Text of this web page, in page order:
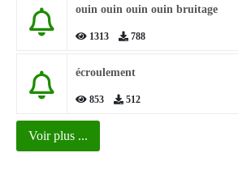
ouin ouin ouin ouin bruitage
1313 788
écroulement
853 512
Voir plus ...